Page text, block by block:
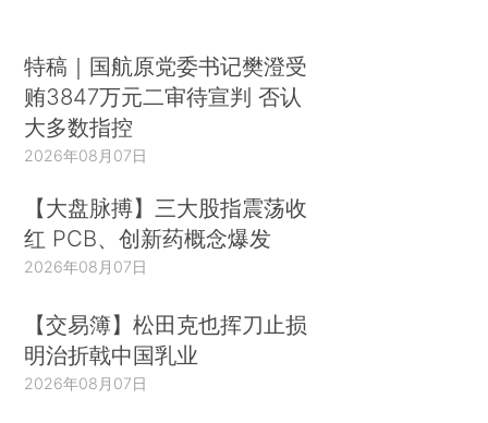
特稿｜国航原党委书记樊澄受
贿3847万元二审待宣判 否认
大多数指控
2026年08月07日
【大盘脉搏】三大股指震荡收
红 PCB、创新药概念爆发
2026年08月07日
【交易簿】松田克也挥刀止损
明治折戟中国乳业
2026年08月07日